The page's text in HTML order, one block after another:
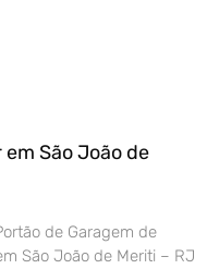
São João de
de Garagem de
São João de Meriti – RJ